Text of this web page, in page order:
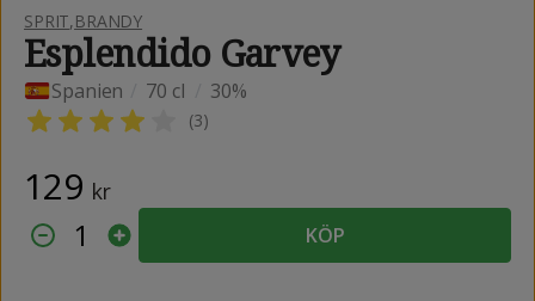
SPRIT,BRANDY
Esplendido Garvey
Spanien 70 cl 30%
(3)
129 kr
1 KÖP